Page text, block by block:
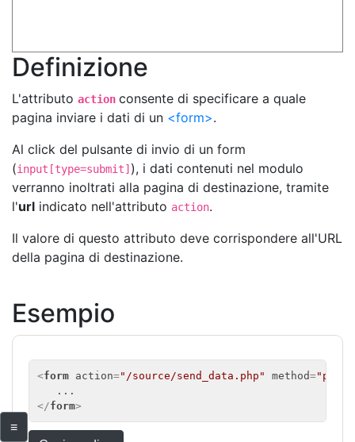
≡
Definizione
L'attributo action consente di specificare a quale
pagina inviare i dati di un <form>.
Al click del pulsante di invio di un form
(input[type=submit] ), i dati contenuti nel modulo
verranno inoltrati alla pagina di destinazione, tramite
l'url indicato nell'attributo action.
Il valore di questo attributo deve corrispondere all'URL
della pagina di destinazione.
Esempio
<form action="/source/send_data.php" method="post"
</form>